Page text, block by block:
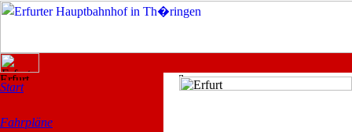
Start
Fahrpläne